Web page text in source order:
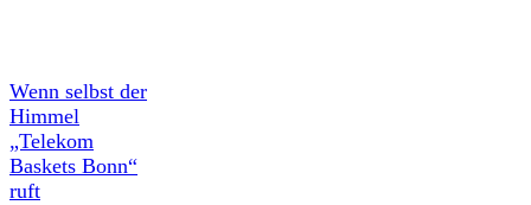
Wenn selbst der
Himmel
„Telekom
Baskets Bonn“
ruft